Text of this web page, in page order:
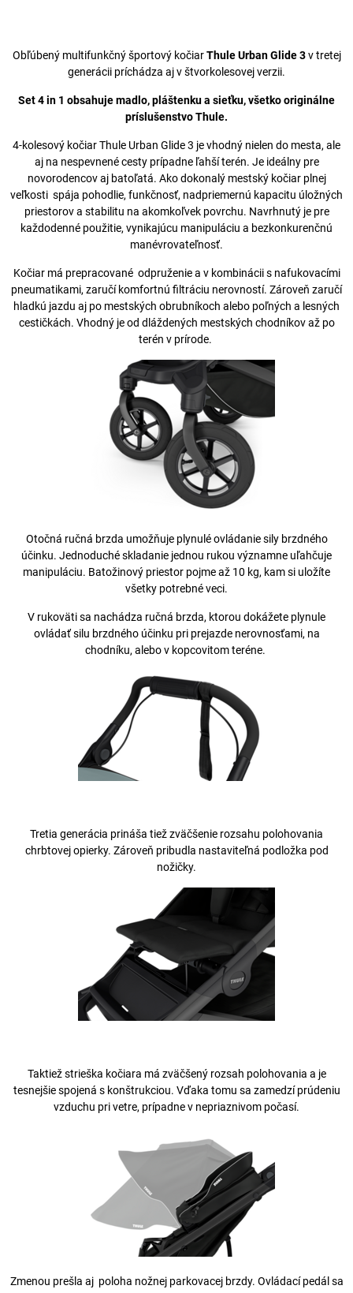
Obľúbený multifunkčný športový kočiarThule Urban Glide 3v tretej
generácii príchádza aj v štvorkolesovej verzii.
Set 4 in 1 obsahuje madlo, pláštenku a sieťku, všetko originálne
príslušenstvo Thule.
4-kolesový kočiar Thule Urban Glide 3 je vhodný nielen do mesta, ale
aj na nespevnené cesty prípadne ľahší terén. Je ideálny pre
novorodencov aj batoľatá. Ako dokonalý mestský kočiar plnej
veľkosti spája pohodlie, funkčnosť, nadpriemernú kapacitu úložných
priestorov a stabilitu na akomkoľvek povrchu. Navrhnutý je pre
každodenné použitie, vynikajúcu manipuláciu a bezkonkurenčnú
manévrovateľnosť.
Kočiar má prepracované odpruženie a v kombinácii s nafukovacími
pneumatikami, zaručí komfortnú filtráciu nerovností. Zároveň zaručí
hladkú jazdu aj po mestských obrubníkoch alebo poľných a lesných
cestičkách. Vhodný je od dláždených mestských chodníkov až po
terén v prírode.
Otočná ručná brzda umožňuje plynulé ovládanie sily brzdného
účinku. Jednoduché skladanie jednou rukou významne uľahčuje
manipuláciu. Batožinový priestor pojme až 10 kg, kam si uložíte
všetky potrebné veci.
V rukoväti sa nachádza ručná brzda, ktorou dokážete plynule
ovládať silu brzdného účinku pri prejazde nerovnosťami, na
chodníku, alebo v kopcovitom teréne.
Tretia generácia prináša tiež zväčšenie rozsahu polohovania
chrbtovej opierky. Zároveň pribudla nastaviteľná podložka pod
nožičky.
Taktiež strieška kočiara má zväčšený rozsah polohovania a je
tesnejšie spojená s konštrukciou. Vďaka tomu sa zamedzí prúdeniu
vzduchu pri vetre, prípadne v nepriaznivom počasí.
Zmenou prešla aj poloha nožnej parkovacej brzdy. Ovládací pedál sa